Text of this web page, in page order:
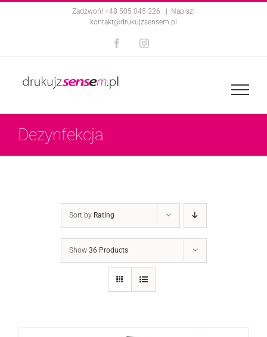
Zadzwoń! +48 505 045 326
Napisz!
kontakt@drukujzsensem.pl
FacebookInstagram
Dezynfekcja
Sort by Rating
Show 36 Products